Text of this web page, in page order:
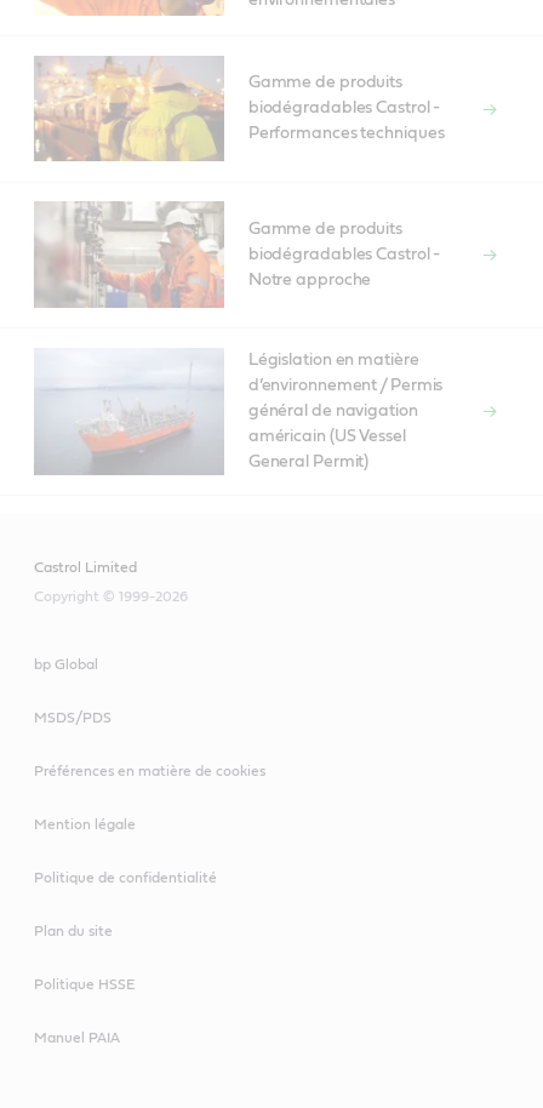
Gamme de produits
biodégradables Castrol -
Performances techniques
Gamme de produits
biodégradables Castrol -
Notre approche
Législation en matière
d’environnement / Permis
général de navigation
américain (US Vessel
General Permit)
Castrol Limited
Copyright © 1999-2026
bp Global
MSDS/PDS
Préférences en matière de cookies
Mention légale
Politique de confidentialité
Plan du site
Politique HSSE
Manuel PAIA